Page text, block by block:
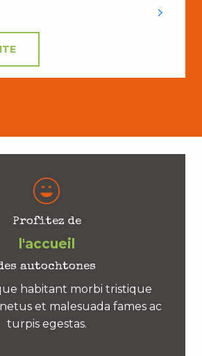
Profitez de
l'accueil
autochtones
habitant morbi tristique
et malesuada fames ac
turpis egestas.